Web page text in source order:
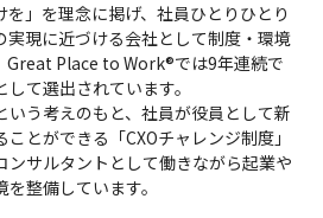
を」を理念に掲げ、社員ひとりひとり
実現に近づける会社として制度・環境
Great Place to Work®️では9年連続で
して選出されています。
いう考えのもと、社員が役員として新
とができる「CXOチャレンジ制度」
ンサルタントとして働きながら起業や
整備しています。